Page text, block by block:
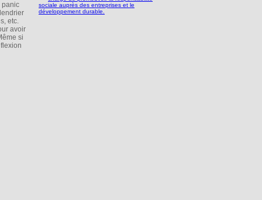
panic
etc.
avoir
si